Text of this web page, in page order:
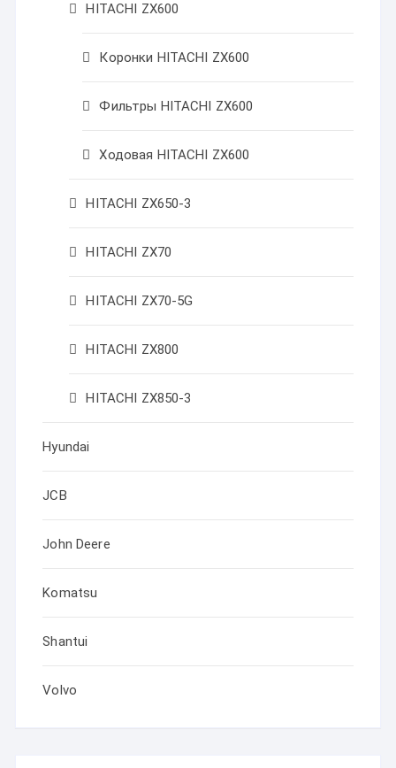
HITACHI ZX600
Коронки HITACHI ZX600
Фильтры HITACHI ZX600
Ходовая HITACHI ZX600
HITACHI ZX650-3
HITACHI ZX70
HITACHI ZX70-5G
HITACHI ZX800
HITACHI ZX850-3
Hyundai
JCB
John Deere
Komatsu
Shantui
Volvo